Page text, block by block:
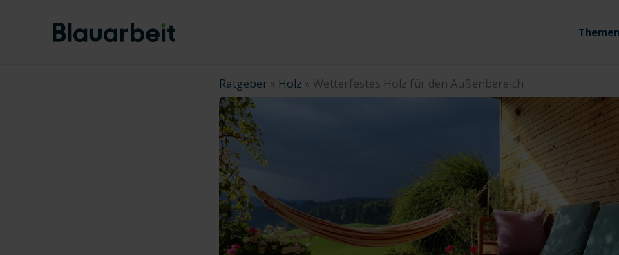
Ratgeber » Holz » Wetterfestes Holz für den Außenbereich